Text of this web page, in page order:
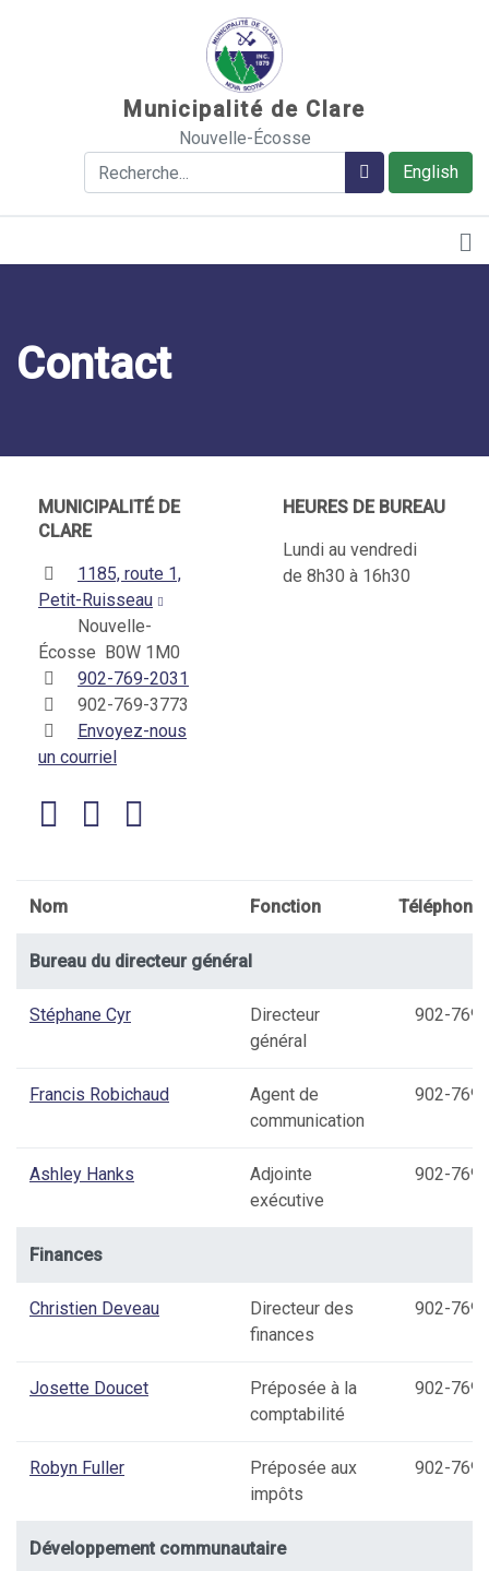
Municipalité de Clare
Nouvelle-Écosse
English
Rechercher Rechercher
Contact
MUNICIPALITÉ DE
CLARE
1185, route 1,
Petit-Ruisseau
Nouvelle-
Écosse B0W 1M0
902-769-2031
902-769-3773
Envoyez-nous
un courriel
HEURES DE BUREAU
Lundi au vendredi
de 8h30 à 16h30
Nom Fonction Téléphone
Bureau du directeur général
Stéphane Cyr
Directeur
général
902-
Francis Robichaud
Agent de
communication
902-
Ashley Hanks
Adjointe
exécutive
902-
Finances
Christien Deveau
Directeur des
finances
902-
Josette Doucet
Préposée à la
comptabilité
902-
Robyn Fuller
Préposée aux
impôts
902-
Développement communautaire